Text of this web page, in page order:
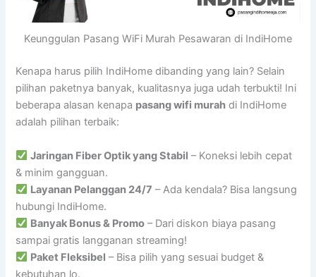
Keunggulan Pasang WiFi Murah Pesawaran di IndiHome
Kenapa harus pilih IndiHome dibanding yang lain? Selain
pilihan paketnya banyak, kualitasnya juga udah terbukti! Ini
beberapa alasan kenapa pasang wifi murah di IndiHome
adalah pilihan terbaik:
Jaringan Fiber Optik yang Stabil – Koneksi lebih cepat
& minim gangguan.
Layanan Pelanggan 24/7 – Ada kendala? Bisa langsung
hubungi IndiHome.
Banyak Bonus & Promo – Dari diskon biaya pasang
sampai gratis langganan streaming!
Paket Fleksibel – Bisa pilih yang sesuai budget &
kebutuhan lo.